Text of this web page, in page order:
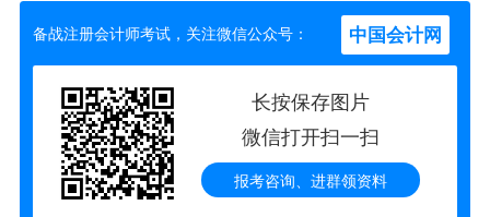
备战注册会计师考试，关注微信公众号： 中国会计网
长按保存图片
微信打开扫一扫
报考咨询、进群领资料